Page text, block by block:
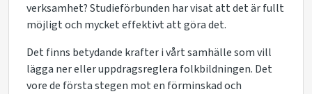
verksamhet? Studieförbunden har visat att det är fullt
möjligt och mycket effektivt att göra det.
Det finns betydande krafter i vårt samhälle som vill
lägga ner eller uppdragsreglera folkbildningen. Det
vore de första stegen mot en förminskad och